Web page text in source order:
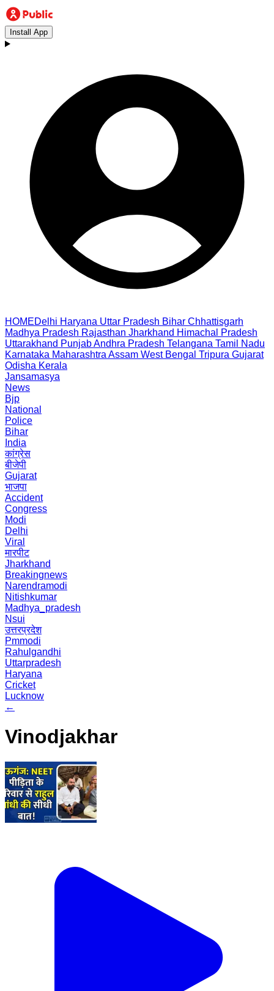
Install App
HOMEDelhi Haryana Uttar Pradesh Bihar Chhattisgarh
Madhya Pradesh Rajasthan Jharkhand Himachal Pradesh
Uttarakhand PunjabAndhra Pradesh Telangana Tamil Nadu
Karnataka Maharashtra Assam West Bengal Tripura Gujarat
Odisha Kerala
Jansamasya
News
Bjp
National
Police
Bihar
India
कांग्रेस
बीजेपी
Gujarat
भाजपा
Accident
Congress
Modi
Delhi
Viral
मारपीट
Jharkhand
Breakingnews
Narendramodi
Nitishkumar
Madhya_pradesh
Nsui
उत्तरप्रदेश
Pmmodi
Rahulgandhi
Uttarpradesh
Haryana
Cricket
Lucknow
←
Vinodjakhar